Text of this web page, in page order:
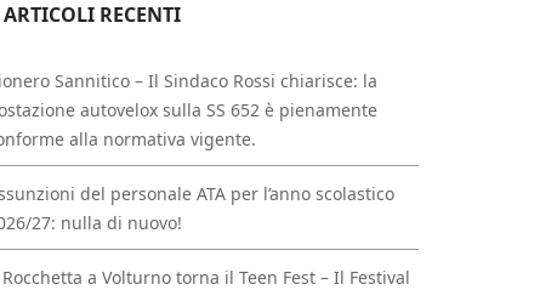
ARTICOLI RECENTI
Sannitico – Il Sindaco Rossi chiarisce: la
autovelox sulla SS 652 è pienamente
alla normativa vigente.
del personale ATA per l’anno scolastico
27: nulla di nuovo!
a Volturno torna il Teen Fest – Il Festival